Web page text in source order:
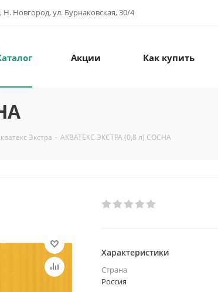
Н. Новгород, ул. Бурнаковская, 30/4
Акции Как купить
Экстра - АКВАТЕКС ЭКСТРА (0,8 л) СОСНА
Характеристики
Страна
Россия